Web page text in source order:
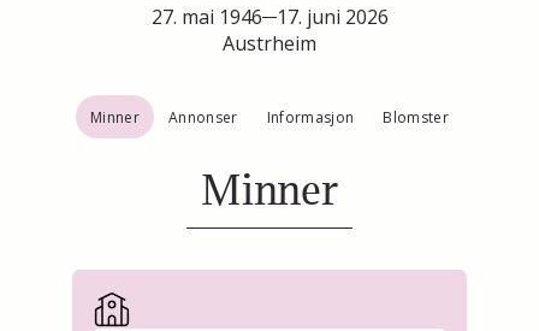
27. mai 1946 17. juni 2026
Austrheim
Minner Annonser Informasjon Blomster
Minner